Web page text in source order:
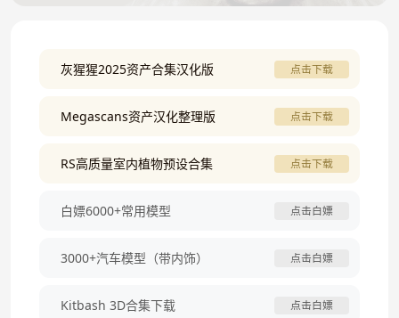
灰猩猩2025资产合集汉化版 点击下载
Megascans资产汉化整理版 点击下载
RS高质量室内植物预设合集 点击下载
白嫖6000+常用模型 点击白嫖
3000+汽车模型（带内饰） 点击白嫖
Kitbash 3D合集下载 点击白嫖